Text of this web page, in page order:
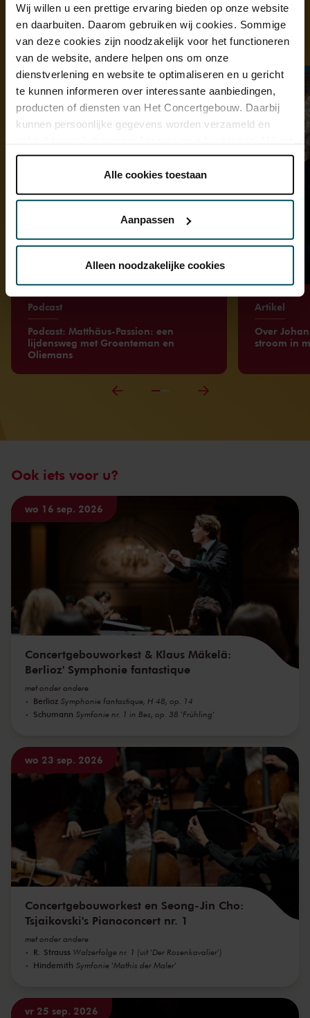
Wij willen u een prettige ervaring bieden op onze website
en daarbuiten. Daarom gebruiken wij cookies. Sommige
van deze cookies zijn noodzakelijk voor het functioneren
van de website, andere helpen ons om onze
dienstverlening en website te optimaliseren en u gericht
te kunnen informeren over interessante aanbiedingen,
producten of diensten van Het Concertgebouw. Daarbij
kunnen persoonlijke gegevens worden verzameld en
onder 'aanpassen' zelf welke cookies wij mogen
Lees onze cookieverklaring hier. Lees onze
Via decookieverklaringop onze website kunt u uw
We werken samen met
die uw gegevens
Alle cookies toestaan
Aanpassen
Alleen noodzakelijke cookies
Ontdek meer
Podcast
Podcast: Matthäus-Passion: een
lijdensweg met Groenteman en
Oliemans
Artikel
Over
stroom in
Ook iets voor u?
wo 16 sep. 2026
Concertgebouworkest & Klaus Mäkelä:
Berlioz' Symphonie fantastique
met onder andere
Berlioz Symphonie fantastique, H 48, op. 14
Schumann Symfonie nr. 1 in Bes, op. 38 'Frühling'
wo 23 sep. 2026
Concertgebouworkest en Seong-Jin Cho:
Tsjaikovski's Pianoconcert nr. 1
met onder andere
R. Strauss Walzerfolge nr. 1 (uit 'Der Rosenkavalier')
Hindemith Symfonie 'Mathis der Maler'
vr 25 sep. 2026